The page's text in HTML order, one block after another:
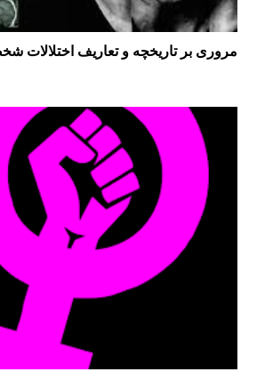
مروری بر تاریخچه و تعاریف اختلالات شخصیت